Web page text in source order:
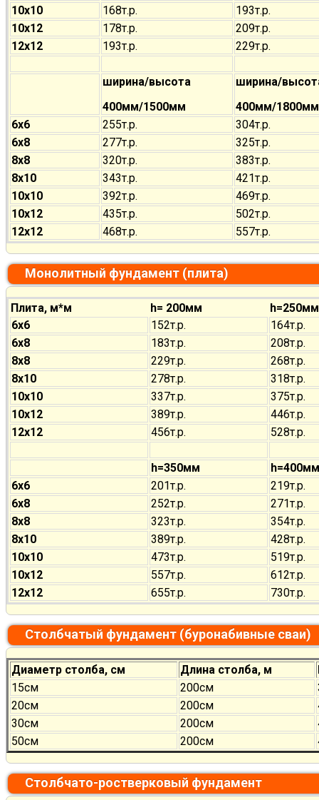
10х10
168т.р.
193т.р.
10х12
178т.р.
209т.р.
12х12
193т.р. 229т.р.
ширина/высота
400мм/1500мм
ширина/
400мм/1800мм
6х6
255т.р.
304т.р.
6х8
277т.р.
325т.р.
8х8
320т.р.
383т.р.
8х10
343т.р.
421т.р.
10х10
392т.р.
469т.р.
10х12
435т.р.
502т.р.
12х12
468т.р. 557т.р.
Монолитный фундамент (плита)
Плита, м*м h= 200мм
h=250мм
6х6
152т.р.
164т.р.
6х8
183т.р.
208т.р.
8х8
229т.р.
268т.р.
8х10
278т.р.
318т.р.
10х10
337т.р.
375т.р.
10х12
389т.р.
446т.р.
12х12
456т.р. 528т.р.
h=350мм
h=400мм
6х6
201т.р.
219т.р.
6х8
252т.р.
271т.р.
8х8
323т.р.
354т.р.
8х10
389т.р.
428т.р.
10х10
473т.р.
519т.р.
10х12
557т.р.
612т.р.
12х12
655т.р. 730т.р.
Столбчатый фундамент (буронабивные сваи)
Диаметр столба, см Длина столба, м
15см
200см
20см
200см
30см
200см
50см
200см
Столбчато-ростверковый фундамент